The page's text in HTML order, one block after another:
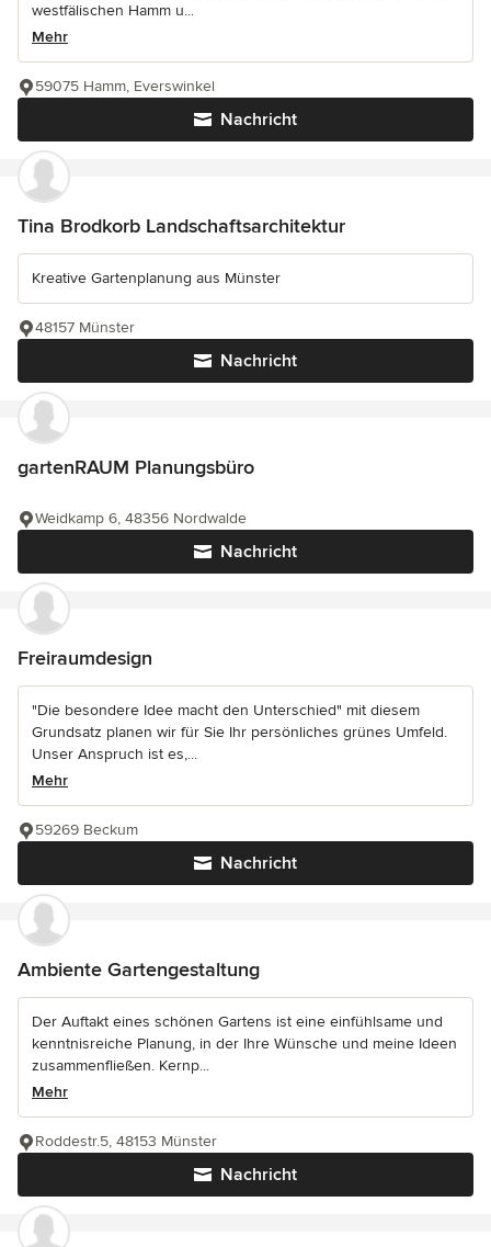
westfälischen Hamm u...
Mehr
Nachricht
59075 Hamm, Everswinkel
Tina Brodkorb Landschaftsarchitektur
Kreative Gartenplanung aus Münster
Nachricht
48157 Münster
gartenRAUM Planungsbüro
Nachricht
Weidkamp 6, 48356 Nordwalde
Freiraumdesign
"Die besondere Idee macht den Unterschied" mit diesem
Grundsatz planen wir für Sie Ihr persönliches grünes Umfeld.
Unser Anspruch ist es,...
Mehr
Nachricht
59269 Beckum
Ambiente Gartengestaltung
Der Auftakt eines schönen Gartens ist eine einfühlsame und
kenntnisreiche Planung, in der Ihre Wünsche und meine Ideen
zusammenfließen. Kernp...
Mehr
Nachricht
Roddestr.5, 48153 Münster